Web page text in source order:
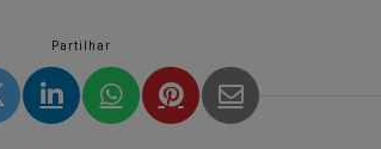
Partilhar